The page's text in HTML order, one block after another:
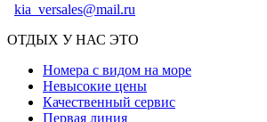
kia_versales@mail.ru
ОТДЫХ У НАС ЭТО
Номера с видом на море
Невысокие цены
Качественный сервис
Первая линия